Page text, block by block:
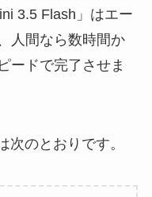
3.5 Flash」はエー
人間なら数時間か
ードで完了させま
次のとおりです。